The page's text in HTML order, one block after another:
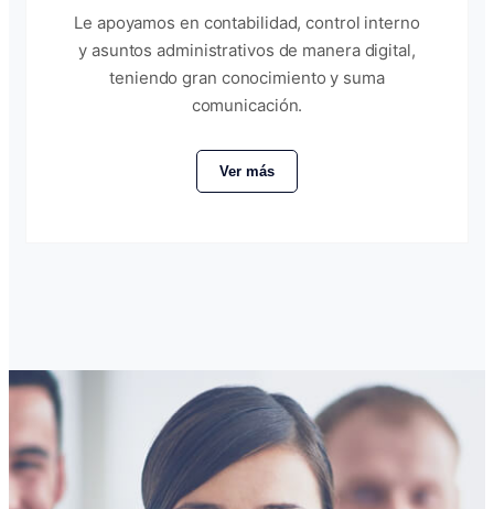
Le apoyamos en contabilidad, control interno
y asuntos administrativos de manera digital,
teniendo gran conocimiento y suma
comunicación.
Ver más